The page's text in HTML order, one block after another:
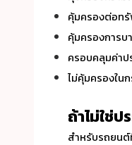
คุ้มครองต่อท
คุ้มครองการบ
ครอบคลุมค่าป
ไม่คุ้มครองใน
ถ้าไม่ใช่ป
สำหรับรถยนต์